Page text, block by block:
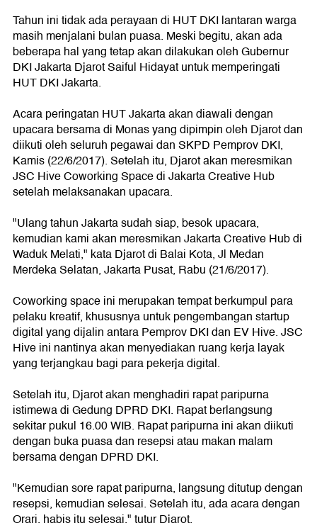
Tahun ini tidak ada perayaan di HUT DKI lantaran warga
masih menjalani bulan puasa. Meski begitu, akan ada
beberapa hal yang tetap akan dilakukan oleh Gubernur
DKI Jakarta Djarot Saiful Hidayat untuk memperingati
HUT DKI Jakarta.
Acara peringatan HUT Jakarta akan diawali dengan
upacara bersama di Monas yang dipimpin oleh Djarot dan
diikuti oleh seluruh pegawai dan SKPD Pemprov DKI,
Kamis (22/6/2017). Setelah itu, Djarot akan meresmikan
JSC Hive Coworking Space di Jakarta Creative Hub
setelah melaksanakan upacara.
"Ulang tahun Jakarta sudah siap, besok upacara,
kemudian kami akan meresmikan Jakarta Creative Hub di
Waduk Melati," kata Djarot di Balai Kota, Jl Medan
Merdeka Selatan, Jakarta Pusat, Rabu (21/6/2017).
Coworking space ini merupakan tempat berkumpul para
pelaku kreatif, khususnya untuk pengembangan startup
digital yang dijalin antara Pemprov DKI dan EV Hive. JSC
Hive ini nantinya akan menyediakan ruang kerja layak
yang terjangkau bagi para pekerja digital.
Setelah itu, Djarot akan menghadiri rapat paripurna
istimewa di Gedung DPRD DKI. Rapat berlangsung
sekitar pukul 16.00 WIB. Rapat paripurna ini akan diikuti
dengan buka puasa dan resepsi atau makan malam
bersama dengan DPRD DKI.
"Kemudian sore rapat paripurna, langsung ditutup dengan
resepsi, kemudian selesai. Setelah itu, ada acara dengan